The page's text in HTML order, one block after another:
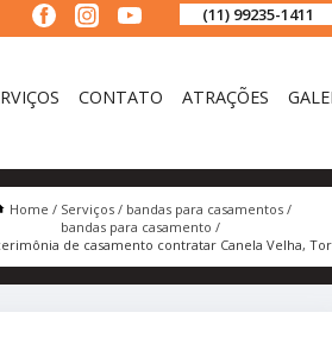
(11) 99235-1411
CONTATO ATRAÇÕES
Home Serviços
bandas para casamentos
bandas para casamento
de casamento contratar Canela Velha,